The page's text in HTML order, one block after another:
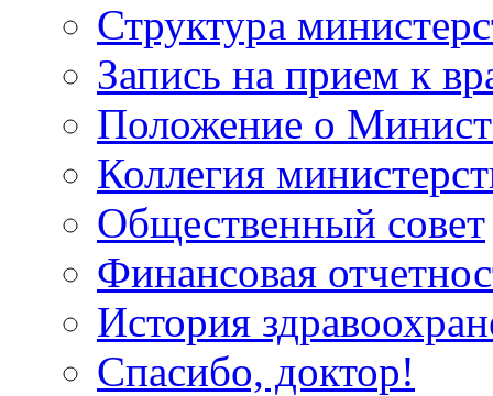
Структура
Запись на прием к
Положение о
Коллегия
Общественный совет
Финансовая
История
Спасибо, доктор!